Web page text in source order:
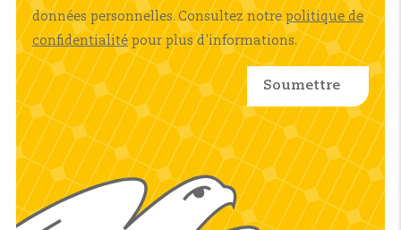
données personnelles. Consultez notre politique de
confidentialité pour plus d'informations.